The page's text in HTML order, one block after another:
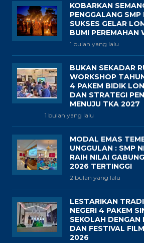
KOBARKAN
PENGGALANG SMP
SUKSES GELAR
BUMI PEREMAHAN
1 bulan yang lalu
BUKAN SEKADAR
WORKSHOP
4 PAKEM BIDIK
DAN STRATEGI
MENUJU TKA 2027
1 bulan yang lalu
MODAL EMAS
UNGGULAN : SMP
RAIH NILAI
2026 TERTINGGI
2 bulan yang lalu
LESTARIKAN
NEGERI 4 PAKEM
SEKOLAH DENGAN
DAN FESTIVAL
2026